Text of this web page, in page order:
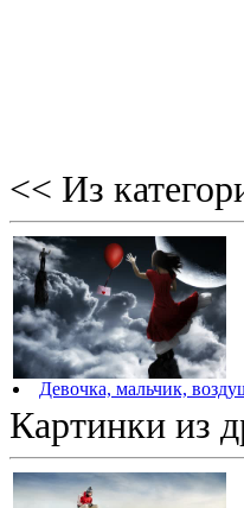
<< Из
Девочка, мальчик,
Картинки из